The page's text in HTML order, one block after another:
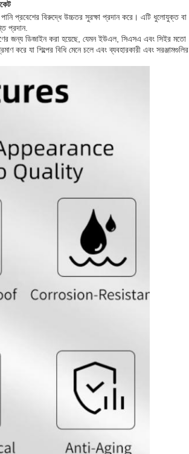
প্রবেশের বিরুদ্ধে উচ্চতর সুরক্ষা প্রদান করে। এটি ধুলোযুক্ত বা
প্রদান.
জন্য ডিজাইন করা হয়েছে, যেমন ইউএল, সিএসএ এবং সিইর মতো
করে যা শিল্পের বিধি মেনে চলে এবং ব্যবহারকারী এবং সরঞ্জামগুলির